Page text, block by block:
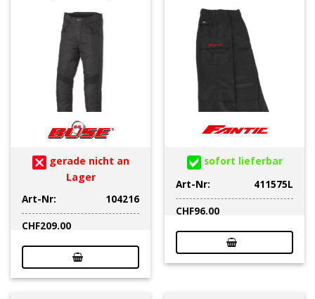
gerade nicht an
Lager
Art-Nr:
104216
CHF209.00
sofort lieferbar
Art-Nr:
411575L
CHF96.00